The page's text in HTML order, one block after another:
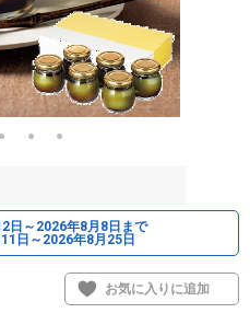
日～2026年8月8日まで
日～2026年8月25日
お気に入りに追加